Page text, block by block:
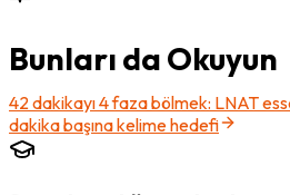
Bunları da Okuyun
42 dakikayı 4 faza bölmek: LNAT
dakika başına kelime hedefi